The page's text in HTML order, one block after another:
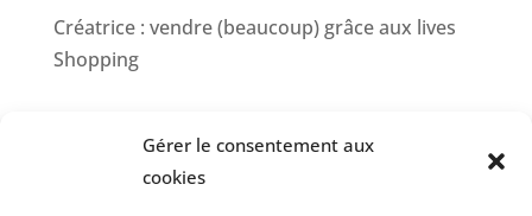
Gérer le consentement aux
cookies
Créatrice : vendre (beaucoup) grâce aux lives
Shopping
No comments to show.